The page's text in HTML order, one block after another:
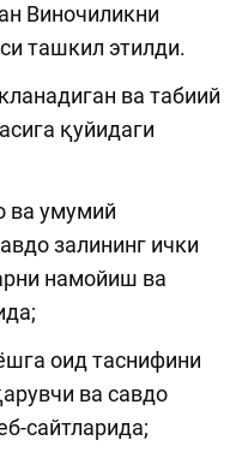
Виночиликни
ташкил этилди.
ва табиий
қуйидаги
ва умумий
залининг ички
намойиш ва
оид таснифини
ва савдо
сайтларида;